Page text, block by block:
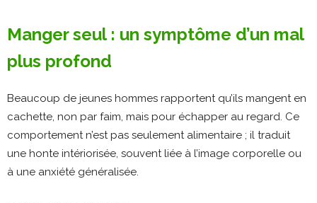
Manger seul : un symptôme d’un mal
plus profond
Beaucoup de jeunes hommes rapportent qu’ils mangent en
cachette, non par faim, mais pour échapper au regard. Ce
comportement n’est pas seulement alimentaire ; il traduit
une honte intériorisée, souvent liée à l’image corporelle ou
à une anxiété généralisée.